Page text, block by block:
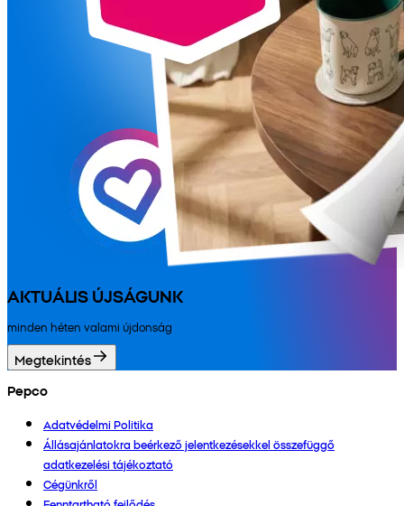
AKTUÁLIS ÚJSÁGUNK
minden héten valami újdonság
Megtekintés
Pepco
Adatvédelmi Politika
Állásajánlatokra beérkező jelentkezésekkel összefüggő
adatkezelési tájékoztató
Cégünkről